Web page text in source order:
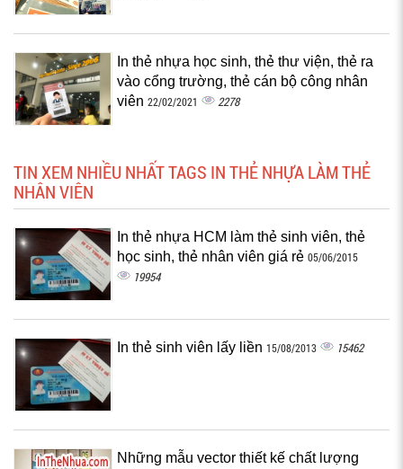
In thẻ nhựa học sinh, thẻ thư viện, thẻ ra
vào cổng trường, thẻ cán bộ công nhân
viên 22/02/2021 2278
TIN XEM NHIỀU NHẤT TAGS IN THẺ NHỰA LÀM THẺ
NHÂN VIÊN
In thẻ nhựa HCM làm thẻ sinh viên, thẻ
học sinh, thẻ nhân viên giá rẻ 05/06/2015
19954
In thẻ sinh viên lấy liền 15/08/2013 15462
Những mẫu vector thiết kế chất lượng